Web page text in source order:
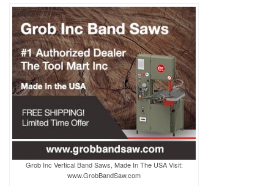
Grob Inc Vertical Band Saws, Made In The USA Visit:
www.GrobBandSaw.com